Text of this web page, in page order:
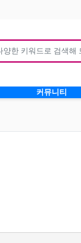
커뮤니티